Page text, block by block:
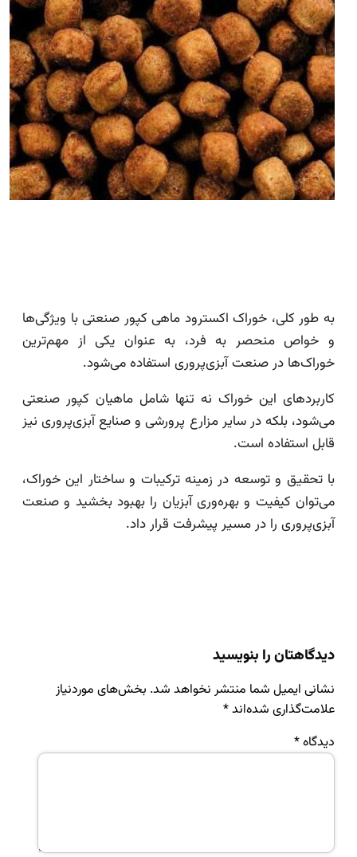
به طور کلی، خوراک اکسترود ماهی کپور صنعتی با ویژگی‌ها
و خواص منحصر به فرد، به عنوان یکی از مهم‌ترین
خوراک‌ها در صنعت آبزی‌پروری استفاده می‌شود.
کاربردهای این خوراک نه تنها شامل ماهیان کپور صنعتی
می‌شود، بلکه در سایر مزارع پرورشی و صنایع آبزی‌پروری نیز
قابل استفاده است.
با تحقیق و توسعه در زمینه ترکیبات و ساختار این خوراک،
می‌توان کیفیت و بهره‌وری آبزیان را بهبود بخشید و صنعت
آبزی‌پروری را در مسیر پیشرفت قرار داد.
دیدگاهتان را بنویسید
نشانی ایمیل شما منتشر نخواهد شد. بخش‌های موردنیاز
علامت‌گذاری شده‌اند*
دیدگاه*